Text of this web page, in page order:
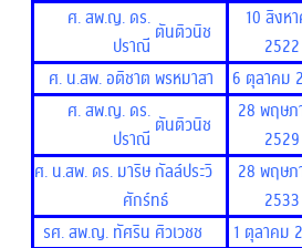
ศ. สพ.ญ. ดร.
ปราณี
ตันติวนิช
10 สิงห
2522
ศ. น.สพ. อติชาต พรหมาสา 6 ตุลาคม
ศ. สพ.ญ. ดร.
ปราณี
ตันติวนิช
28 พฤษภ
2529
ศ. น.สพ. ดร. มาริษ
ศักร์
กัลล์ประวิ
ทธ์
28 พฤษภ
2533
รศ. สพ.ญ. ทัศริน ศิวเวชช 1 ตุลาคม